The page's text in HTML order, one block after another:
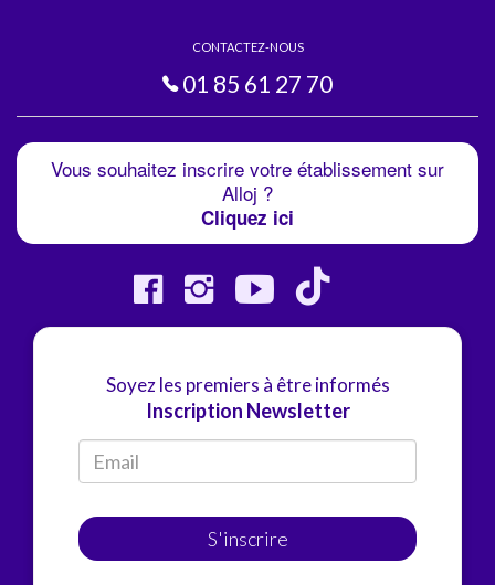
CONTACTEZ-NOUS
01 85 61 27 70
Vous souhaitez inscrire votre établissement sur
Alloj ?
Cliquez ici
Soyez les premiers à être informés
Inscription Newsletter
S'inscrire